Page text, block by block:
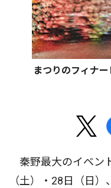
まつりのフィナ
秦野最大のイベン
（土）・28日（日